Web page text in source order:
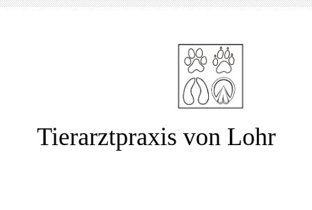
Tierarztpraxis von Lohr